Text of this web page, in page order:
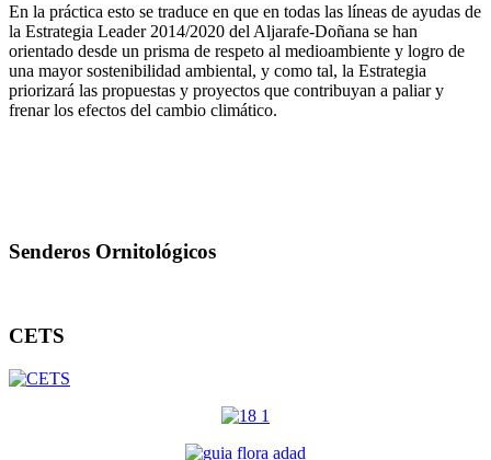
En la práctica esto se traduce en que en todas las líneas de ayudas de
la Estrategia Leader 2014/2020 del Aljarafe-Doñana se han
orientado desde un prisma de respeto al medioambiente y logro de
una mayor sostenibilidad ambiental, y como tal, la Estrategia
priorizará las propuestas y proyectos que contribuyan a paliar y
frenar los efectos del cambio climático.
Senderos Ornitológicos
CETS